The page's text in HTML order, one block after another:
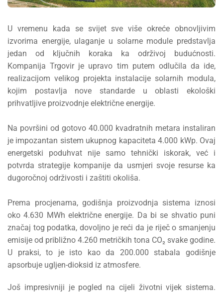
U vremenu kada se svijet sve više okreće obnovljivim
izvorima energije, ulaganje u solarne module predstavlja
jedan od ključnih koraka ka održivoj budućnosti.
Kompanija Trgovir je upravo tim putem odlučila da ide,
realizacijom velikog projekta instalacije solarnih modula,
kojim postavlja nove standarde u oblasti ekološki
prihvatljive proizvodnje električne energije.
Na površini od gotovo 40.000 kvadratnih metara instaliran
je impozantan sistem ukupnog kapaciteta 4.000 kWp. Ovaj
energetski poduhvat nije samo tehnički iskorak, već i
potvrda strategije kompanije da usmjeri svoje resurse ka
dugoročnoj održivosti i zaštiti okoliša.
Prema procjenama, godišnja proizvodnja sistema iznosi
oko 4.630 MWh električne energije. Da bi se shvatio puni
značaj tog podatka, dovoljno je reći da je riječ o smanjenju
emisije od približno 4.260 metričkih tona CO₂ svake godine.
U praksi, to je isto kao da 200.000 stabala godišnje
apsorbuje ugljen-dioksid iz atmosfere.
Još impresivniji je pogled na cijeli životni vijek sistema.